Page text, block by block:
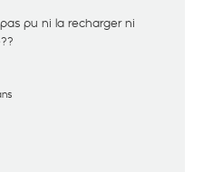
pu ni la recharger ni